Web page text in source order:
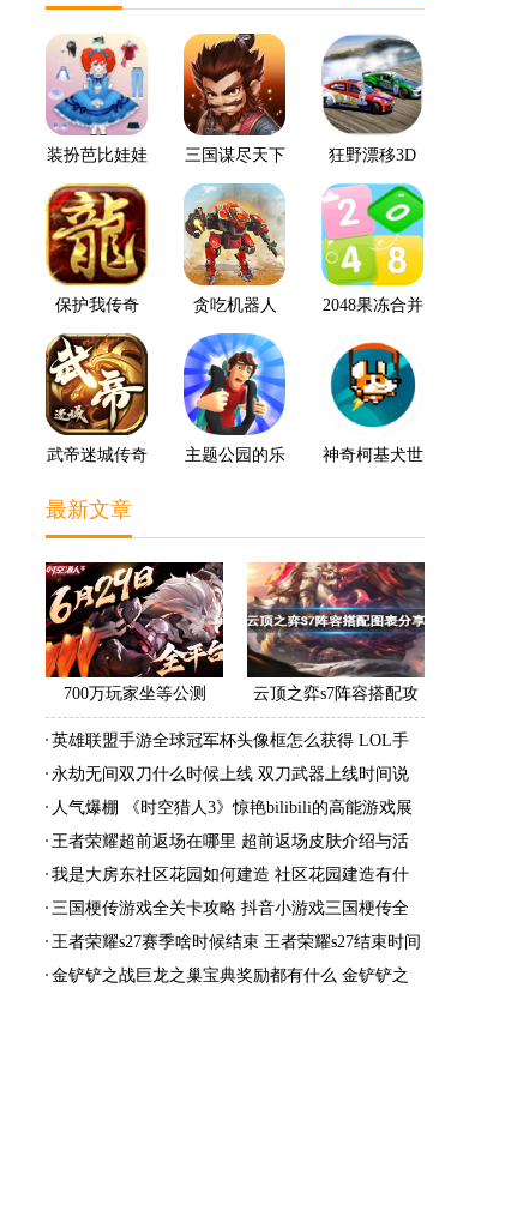
装扮芭比娃娃 三国谋尽天下 狂野漂移3D
保护我传奇 贪吃机器人 2048果冻合并
武帝迷城传奇
主题公园的乐
神奇柯基犬世
最新文章
700万玩家坐等公测
《时空猎人3》老玩家加
云顶之弈s7阵容搭配攻
略 s7最强阵容搭配组成
大全最新
英雄联盟手游全球冠军杯头像框怎么获得 LOL手
游2022全球冠军杯头像框领取活动
永劫无间双刀什么时候上线 双刀武器上线时间说
明与分享
人气爆棚 《时空猎人3》惊艳bilibili的高能游戏展
发布会
王者荣耀超前返场在哪里 超前返场皮肤介绍与活
动一览
我是大房东社区花园如何建造 社区花园建造有什
么条件
三国梗传游戏全关卡攻略 抖音小游戏三国梗传全
结局一览
王者荣耀s27赛季啥时候结束 王者荣耀s27结束时间
金铲铲之战巨龙之巢宝典奖励都有什么 金铲铲之